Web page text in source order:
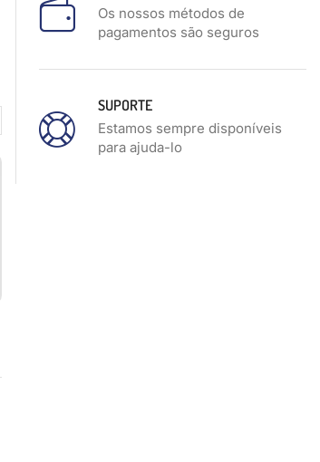
Os nossos métodos de
pagamentos são seguros
SUPORTE
Estamos sempre disponíveis
para ajuda-lo